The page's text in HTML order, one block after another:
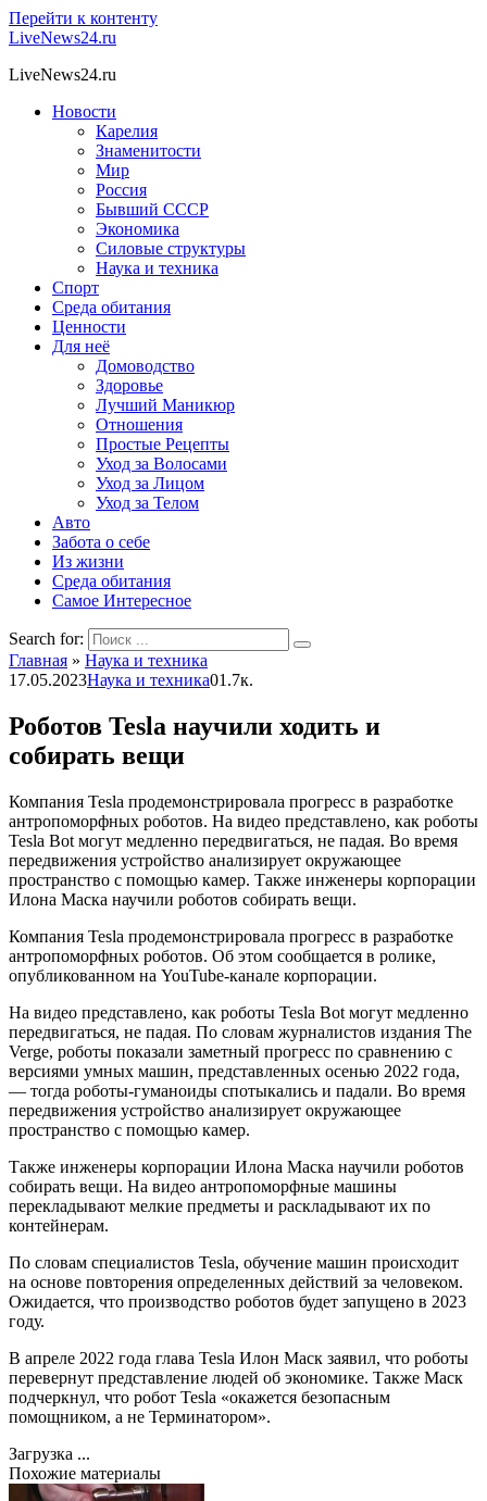
Перейти к контенту
LiveNews24.ru
LiveNews24.ru
Новости
Карелия
Знаменитости
Мир
Россия
Бывший СССР
Экономика
Силовые структуры
Наука и техника
Спорт
Среда обитания
Ценности
Для неё
Домоводство
Здоровье
Лучший Маникюр
Отношения
Простые Рецепты
Уход за Волосами
Уход за Лицом
Уход за Телом
Авто
Забота о себе
Из жизни
Среда обитания
Самое Интересное
Search for:
Главная » Наука и техника
17.05.2023Наука и техника01.7к.
Роботов Tesla научили ходить и
собирать вещи
Компания Tesla продемонстрировала прогресс в разработке
антропоморфных роботов. На видео представлено, как роботы
Tesla Bot могут медленно передвигаться, не падая. Во время
передвижения устройство анализирует окружающее
пространство с помощью камер. Также инженеры корпорации
Илона Маска научили роботов собирать вещи.
Компания Tesla продемонстрировала прогресс в разработке
антропоморфных роботов. Об этом сообщается в ролике,
опубликованном на YouTube-канале корпорации.
На видео представлено, как роботы Tesla Bot могут медленно
передвигаться, не падая. По словам журналистов издания The
Verge, роботы показали заметный прогресс по сравнению с
версиями умных машин, представленных осенью 2022 года,
— тогда роботы-гуманоиды спотыкались и падали. Во время
передвижения устройство анализирует окружающее
пространство с помощью камер.
Также инженеры корпорации Илона Маска научили роботов
собирать вещи. На видео антропоморфные машины
перекладывают мелкие предметы и раскладывают их по
контейнерам.
По словам специалистов Tesla, обучение машин происходит
на основе повторения определенных действий за человеком.
Ожидается, что производство роботов будет запущено в 2023
году.
В апреле 2022 года глава Tesla Илон Маск заявил, что роботы
перевернут представление людей об экономике. Также Маск
подчеркнул, что робот Tesla «окажется безопасным
помощником, а не Терминатором».
Загрузка ...
Похожие материалы